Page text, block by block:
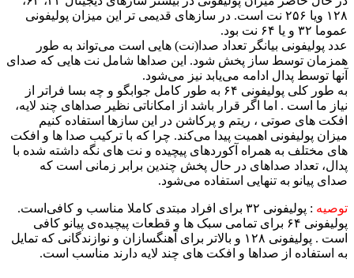
۱۲۸ ویا ۲۵۶ نت است. در سازهای قدیمی تر این میزان پولیفونی
عموما ۳۲ و یا ۶۴ نت بود.
عدد پولیفونی بیانگر تعداد صدا(نت) هایی است می‌تواند به طور
همزمان توسط ساز پخش شود. این صدا‌ها شامل نت هایی که صدای
آنها توسط پدال ادامه می‌یابد نیز می‌شود.
به طور کلی پولیفونی ۶۴ به طور کامل جوابگو و چه بسا فراتر از
نیاز ما است . اما اگر قرار باشد از امکاناتی نظیر صداهای چند لایه،
افکت های صوتی ، ریتم و پرکاشن در این سازها استفاده کنیم
میزان پولیفونی اهمیت پیدا می‌کند. چرا که با ترکیب صدا ها و افکت
های مختلف به همراه آکوردهای پیچیده و نت های نگه داشته شده با
پدال، تعداد صداهای در حال پخش چندین برابر زمانی است که
صدای پیانو به تنهایی استفاده می‌شود.
توصیه
:‌ پولیفونی ۳۲ برای افراد مبتدی کاملا مناسب و کافی‌است.
پولیفونی ۶۴ برای تمامی سبک ها و قطعات پیچیده‌ی پیانو کافی
است . پولیفونی ۱۲۸ و بالاتر برای آهنگسازان و نوازندگانی که تمایل
به استفاده از صداها و افکت های چند لایه دارند مناسب است.